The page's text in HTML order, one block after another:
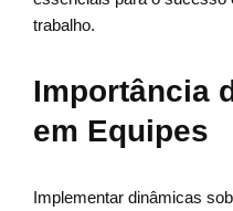
trabalho.
Importância
em Equipes
Implementar dinâmicas